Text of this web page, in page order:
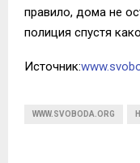
правило, дома не
полиция спустя
Источник:
WWW.SVOBODA.ORG